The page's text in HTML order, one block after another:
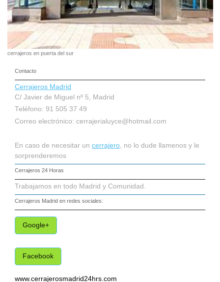
cerrajeros en puerta del sur
Contacto
Cerrajeros Madrid
C/ Javier de Miguel nº 5, Madrid
Teléfono: 91 505 37 49
Correo electrónico: cerrajerialuyce@hotmail.com
En caso de necesitar un cerrajero , no lo dude llamenos y le
sorprenderemos
Cerrajeros 24 Horas
Trabajamos en todo Madrid y Comunidad.
Cerrajeros Madrid en redes sociales:
Google+
Facebook
www.cerrajerosmadrid24hrs.com